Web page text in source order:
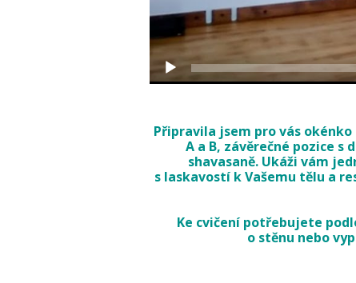
Připravila jsem pro vás
A a B, závěrečné pozice
shavasaně. Ukáži vám
s laskavostí k Vašemu tělu a
Ke cvičení potřebujete
o stěnu nebo